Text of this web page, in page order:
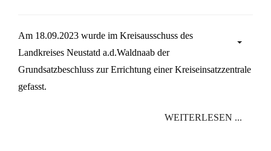
Am 18.09.2023 wurde im Kreisausschuss des
Landkreises Neustatd a.d.Waldnaab der
Grundsatzbeschluss zur Errichtung einer Kreiseinsatzzentrale
gefasst.
WEITERLESEN ...